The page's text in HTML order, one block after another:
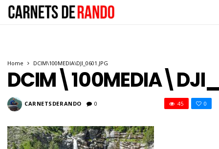
Home DCIM\100MEDIA\DJI_0601.JPG
CARNETSDERANDO 0 0
45